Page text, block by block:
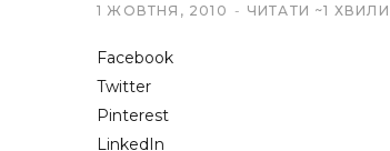
1 ЖОВТНЯ, 2010 ЧИТАТИ ~1
Facebook
Twitter
Pinterest
LinkedIn